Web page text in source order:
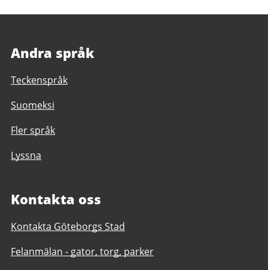
Andra språk
Teckenspråk
Suomeksi
Fler språk
Lyssna
Kontakta oss
Kontakta Göteborgs Stad
Felanmälan - gator, torg, parker